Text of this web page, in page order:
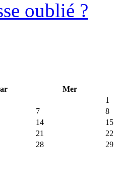
oublié ?
Mer
1
7
8
14
15
21
22
28 29